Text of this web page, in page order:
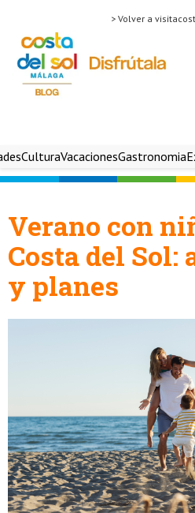
> Volver a
CulturaVacacionesGastronomia
Verano con
Costa del Sol:
y planes